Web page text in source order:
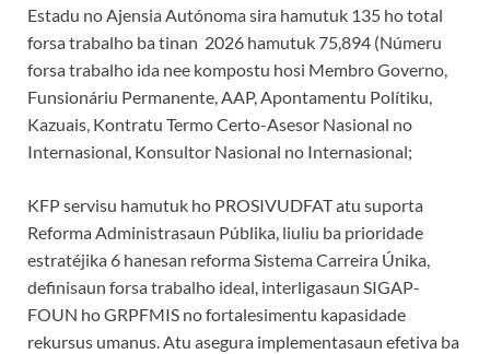
Estadu no Ajensia Autónoma sira hamutuk 135 ho total
forsa trabalho ba tinan 2026 hamutuk 75,894 (Númeru
forsa trabalho ida nee kompostu hosi Membro Governo,
Funsionáriu Permanente, AAP, Apontamentu Polítiku,
Kazuais, Kontratu Termo Certo-Asesor Nasional no
Internasional, Konsultor Nasional no Internasional;
KFP servisu hamutuk ho PROSIVUDFAT atu suporta
Reforma Administrasaun Públika, liuliu ba prioridade
estratéjika 6 hanesan reforma Sistema Carreira Únika,
definisaun forsa trabalho ideal, interligasaun SIGAP-
FOUN ho GRPFMIS no fortalesimentu kapasidade
rekursus umanus. Atu asegura implementasaun efetiva ba